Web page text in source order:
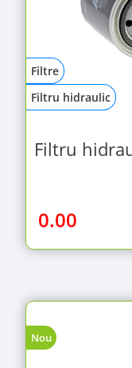
Filtre
Filtru hidraulic
Filtru
0.00
Nou